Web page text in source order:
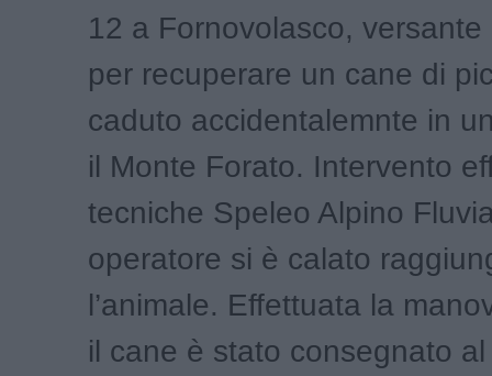
12 a Fornovolasco, versante
per recuperare un cane di
caduto accidentalemnte in
il Monte Forato. Intervento
tecniche Speleo Alpino
operatore si è calato
l’animale. Effettuata la
il cane è stato consegnato